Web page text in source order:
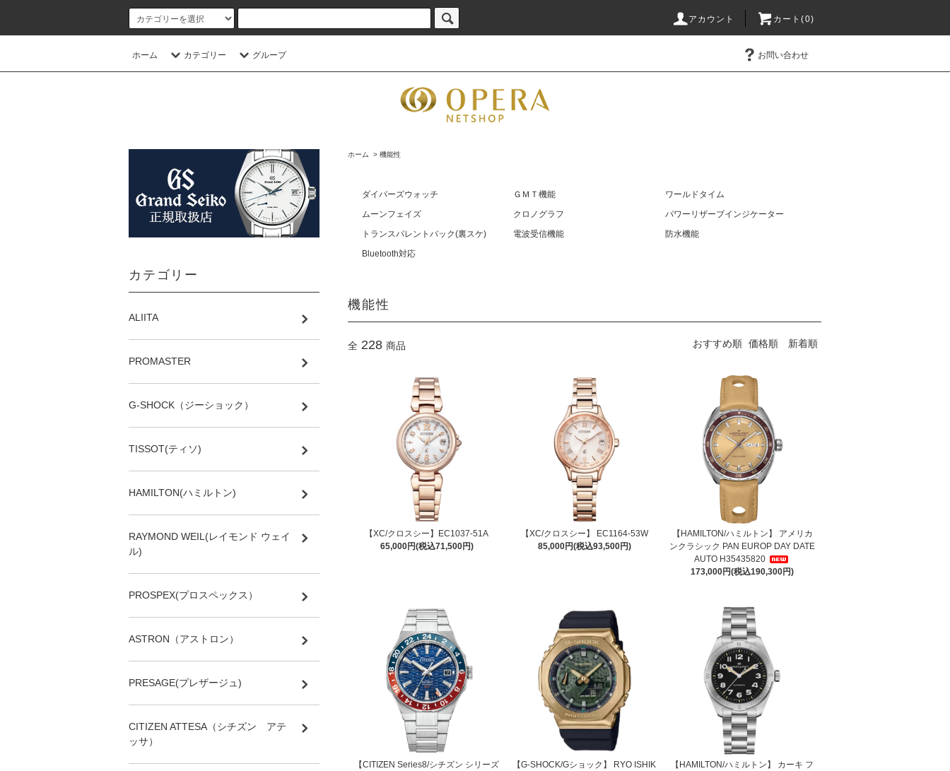
アカウント カート(0)
ホーム カテゴリー グループ お問い合わせ
ホーム > 機能性
ダイバーズウォッチ ＧＭＴ機能
ワールドタイム
ムーンフェイズ
クロノグラフ
パワーリザーブインジケーター
トランスパレントバック(裏スケ)
電波受信機能
防水機能
Bluetooth対応
機能性
全 228 商品 おすすめ順 価格順 新着順
【XC/クロスシー】EC1037-51A
65,000円(税込71,500円)
【XC/クロスシー】 EC1164-53W
85,000円(税込93,500円)
【HAMILTON/ハミルトン】 アメリカ
ンクラシック PAN EUROP DAY DATE
AUTO H35435820
173,000円(税込190,300円)
【CITIZEN Series8/シチズン シリーズ
【G-SHOCK/Gショック】 RYO ISHIK
【HAMILTON/ハミルトン】 カーキ フ
カテゴリー
ALIITA
PROMASTER
G-SHOCK（ジーショック）
TISSOT(ティソ)
HAMILTON(ハミルトン)
RAYMOND WEIL(レイモンド ウェイ
ル)
PROSPEX(プロスペックス）
ASTRON（アストロン）
PRESAGE(プレザージュ)
CITIZEN ATTESA（シチズン アテ
ッサ）